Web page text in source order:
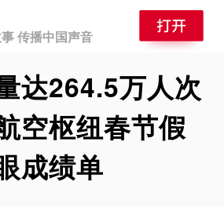
传播中国声音
达264.5万人次
空枢纽春节假
成绩单